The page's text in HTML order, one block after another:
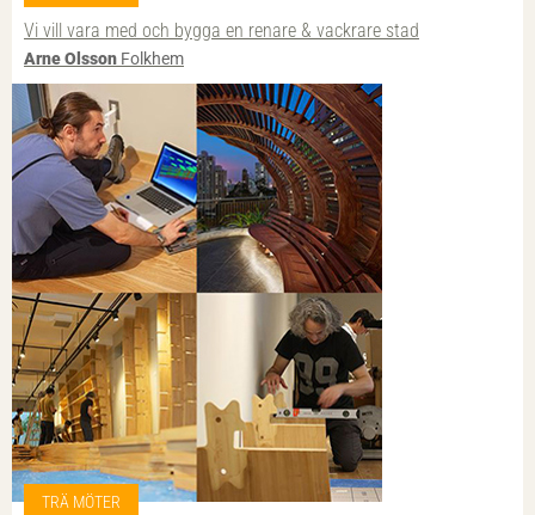
Vi vill vara med och bygga en renare & vackrare stad
Arne Olsson Folkhem
TRÄ MÖTER